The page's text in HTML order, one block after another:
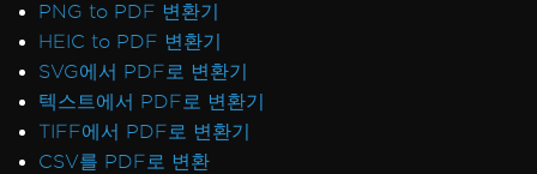
PNG to PDF 변환기
HEIC to PDF 변환기
SVG에서 PDF로 변환기
텍스트에서 PDF로 변환기
TIFF에서 PDF로 변환기
CSV를 PDF로 변환